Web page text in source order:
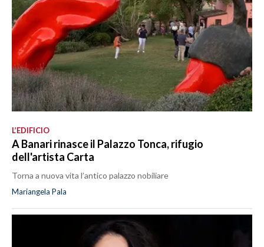
L’EDIFICIO
A Banari rinasce il Palazzo Tonca, rifugio
dell'artista Carta
Torna a nuova vita l’antico palazzo nobiliare
Mariangela Pala